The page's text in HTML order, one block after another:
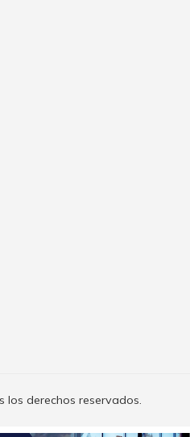
derechos reservados.